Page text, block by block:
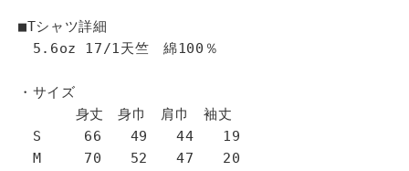
■Tシャツ詳細
5.6oz 17/1天竺 綿100％
・サイズ
身丈 身巾 肩巾 袖丈
S 66 49 44 19
M 70 52 47 20